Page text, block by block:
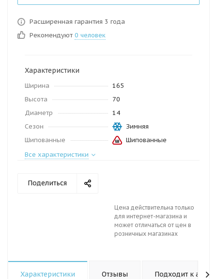
Расширенная гарантия 3 года
Рекомендуют 0 человек
Характеристики
Ширина
165
Высота
70
Диаметр
14
Сезон
Зимняя
Шипованные
Шипованные
Все характеристики
Поделиться
Цена действительна только
для интернет-магазина и
может отличаться от цен в
розничных магазинах
Характеристики Отзывы Подходит к авто